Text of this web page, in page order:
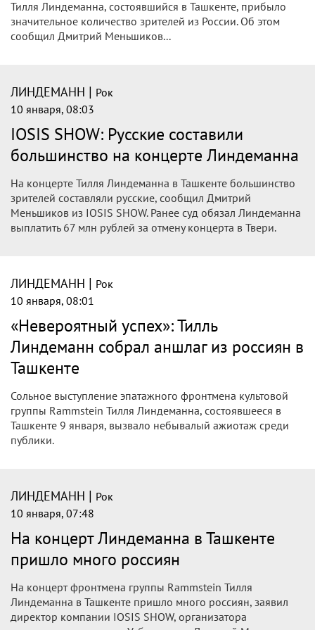
Тилля Линдеманна, состоявшийся в Ташкенте, прибыло
значительное количество зрителей из России. Об этом
сообщил Дмитрий Меньшиков...
ЛИНДЕМАНН | Рок
10 января, 08:03
IOSIS SHOW: Русские составили
большинство на концерте Линдеманна
На концерте Тилля Линдеманна в Ташкенте большинство
зрителей составляли русские, сообщил Дмитрий
Меньшиков из IOSIS SHOW. Ранее суд обязал Линдеманна
выплатить 67 млн рублей за отмену концерта в Твери.
ЛИНДЕМАНН | Рок
10 января, 08:01
«Невероятный успех»: Тилль
Линдеманн собрал аншлаг из россиян в
Ташкенте
Сольное выступление эпатажного фронтмена культовой
группы Rammstein Тилля Линдеманна, состоявшееся в
Ташкенте 9 января, вызвало небывалый ажиотаж среди
публики.
ЛИНДЕМАНН | Рок
10 января, 07:48
На концерт Линдеманна в Ташкенте
пришло много россиян
На концерт фронтмена группы Rammstein Тилля
Линдеманна в Ташкенте пришло много россиян, заявил
директор компании IOSIS SHOW, организатора